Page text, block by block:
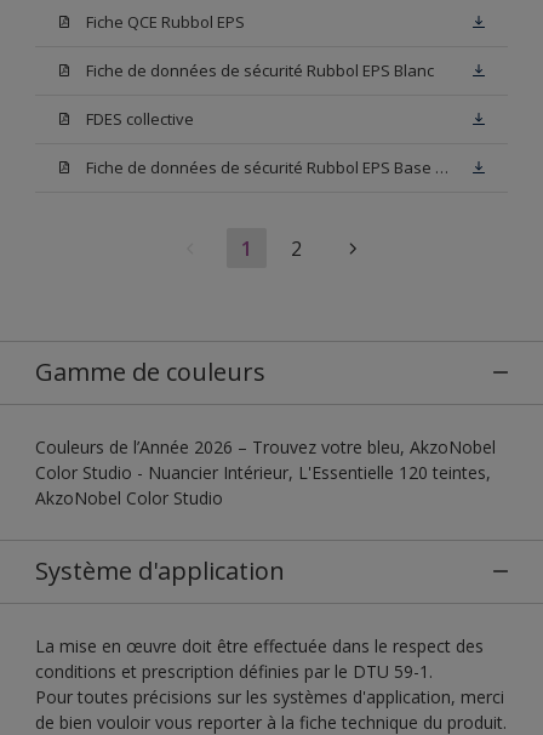
Fiche QCE Rubbol EPS
Fiche de données de sécurité Rubbol EPS Blanc
FDES collective
Fiche de données de sécurité Rubbol EPS Base N00
1 2
Gamme de couleurs
Couleurs de l’Année 2026 – Trouvez votre bleu, AkzoNobel
Color Studio - Nuancier Intérieur, L'Essentielle 120 teintes,
AkzoNobel Color Studio
Système d'application
La mise en œuvre doit être effectuée dans le respect des
conditions et prescription définies par le DTU 59-1.
Pour toutes précisions sur les systèmes d'application, merci
de bien vouloir vous reporter à la fiche technique du produit.